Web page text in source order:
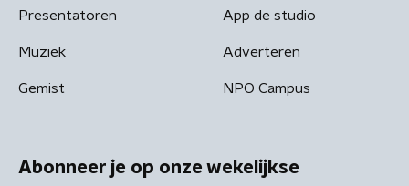
Presentatoren
Muziek
Gemist
App de studio
Adverteren
NPO Campus
Abonneer je op onze wekelijkse